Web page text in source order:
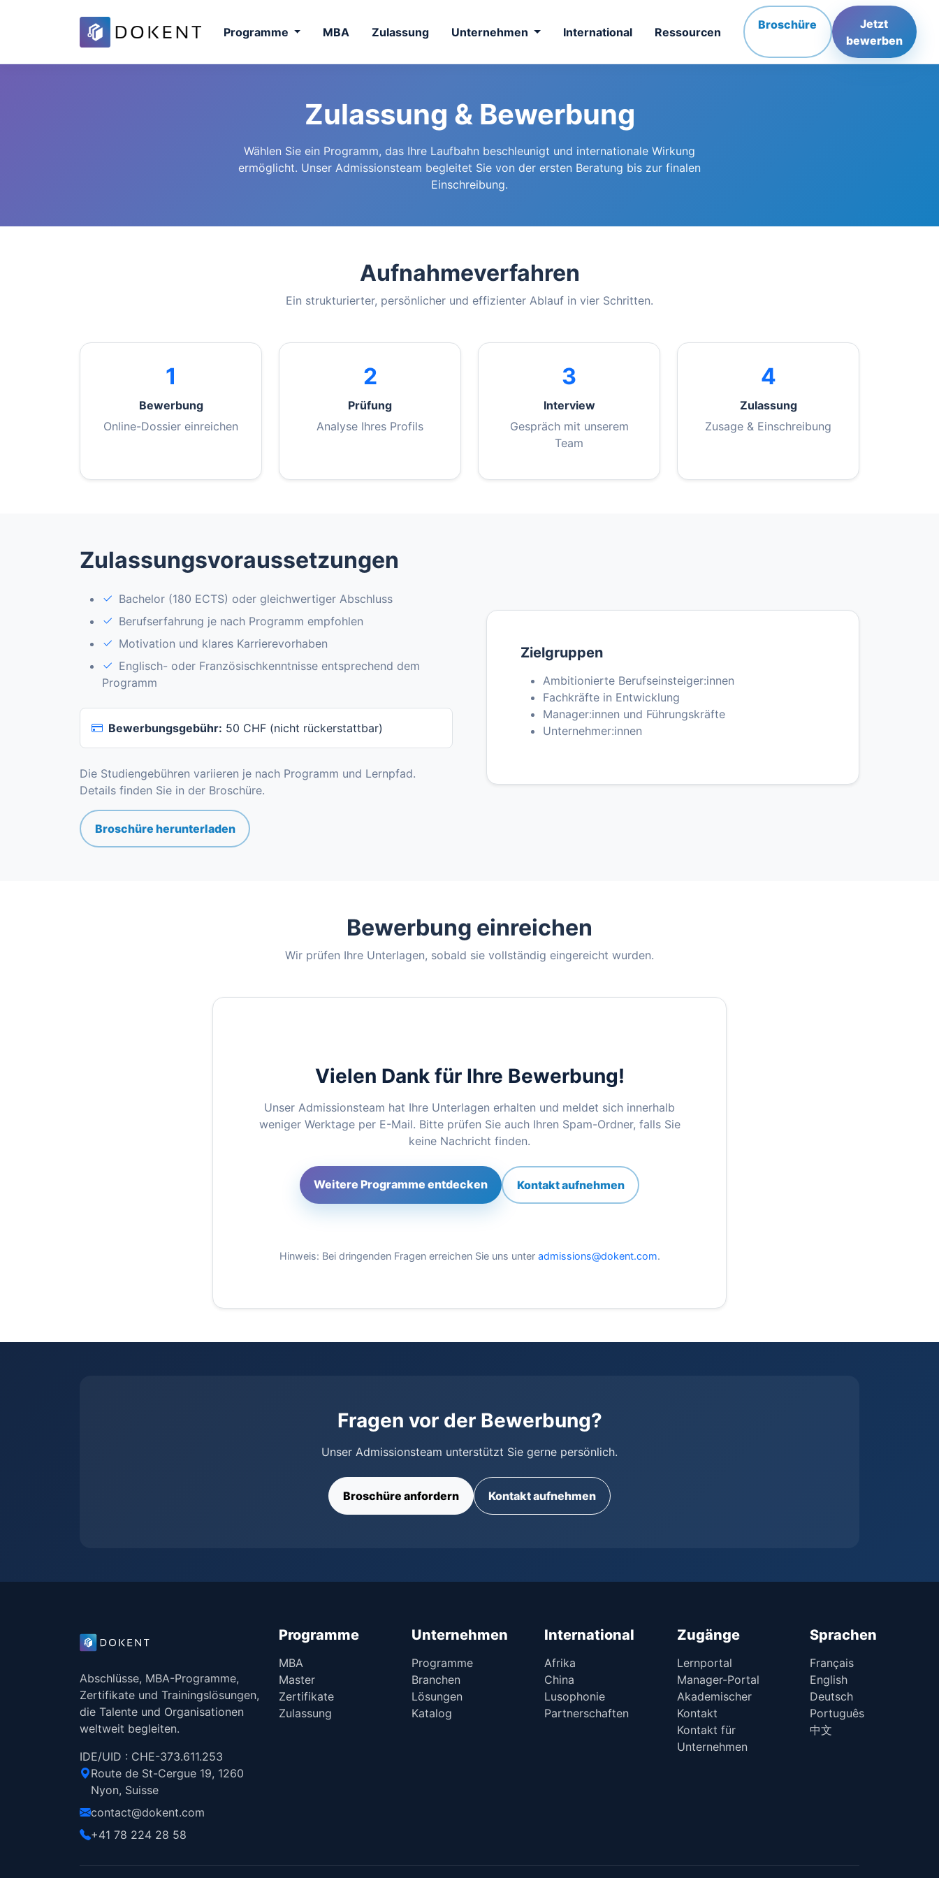
Programme MBA Zulassung Unternehmen International Ressourcen
Broschüre
Jetzt
bewerben
Zulassung & Bewerbung
Wählen Sie ein Programm, das Ihre Laufbahn beschleunigt und internationale Wirkung
ermöglicht. Unser Admissionsteam begleitet Sie von der ersten Beratung bis zur finalen
Einschreibung.
Aufnahmeverfahren
Ein strukturierter, persönlicher und effizienter Ablauf in vier Schritten.
1
Bewerbung
Online-Dossier einreichen
2
Prüfung
Analyse Ihres Profils
3
Interview
Gespräch mit unserem
Team
4
Zulassung
Zusage & Einschreibung
Zulassungsvoraussetzungen
Bachelor (180 ECTS) oder gleichwertiger Abschluss
Berufserfahrung je nach Programm empfohlen
Motivation und klares Karrierevorhaben
Englisch- oder Französischkenntnisse entsprechend dem
Programm
Bewerbungsgebühr: 50 CHF (nicht rückerstattbar)
Die Studiengebühren variieren je nach Programm und Lernpfad.
Details finden Sie in der Broschüre.
Broschüre herunterladen
Zielgruppen
Ambitionierte Berufseinsteiger:innen
Fachkräfte in Entwicklung
Manager:innen und Führungskräfte
Unternehmer:innen
Bewerbung einreichen
Wir prüfen Ihre Unterlagen, sobald sie vollständig eingereicht wurden.
Vielen Dank für Ihre Bewerbung!
Unser Admissionsteam hat Ihre Unterlagen erhalten und meldet sich innerhalb
weniger Werktage per E-Mail. Bitte prüfen Sie auch Ihren Spam-Ordner, falls Sie
keine Nachricht finden.
Weitere Programme entdecken Kontakt aufnehmen
Hinweis: Bei dringenden Fragen erreichen Sie uns unter admissions@dokent.com.
Fragen vor der Bewerbung?
Unser Admissionsteam unterstützt Sie gerne persönlich.
Broschüre anfordern Kontakt aufnehmen
Abschlüsse, MBA-Programme,
Zertifikate und Trainingslösungen,
die Talente und Organisationen
weltweit begleiten.
IDE/UID : CHE-373.611.253
Route de St-Cergue 19, 1260
Nyon, Suisse
contact@dokent.com
+41 78 224 28 58
Programme
MBA
Master
Zertifikate
Zulassung
Unternehmen
Programme
Branchen
Lösungen
Katalog
International
Afrika
China
Lusophonie
Partnerschaften
Zugänge
Lernportal
Manager-Portal
Akademischer
Kontakt
Kontakt für
Unternehmen
Sprachen
Français
English
Deutsch
Português
中文